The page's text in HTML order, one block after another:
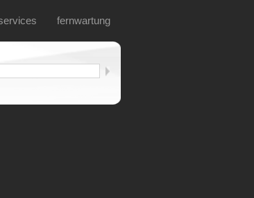
fernwartung